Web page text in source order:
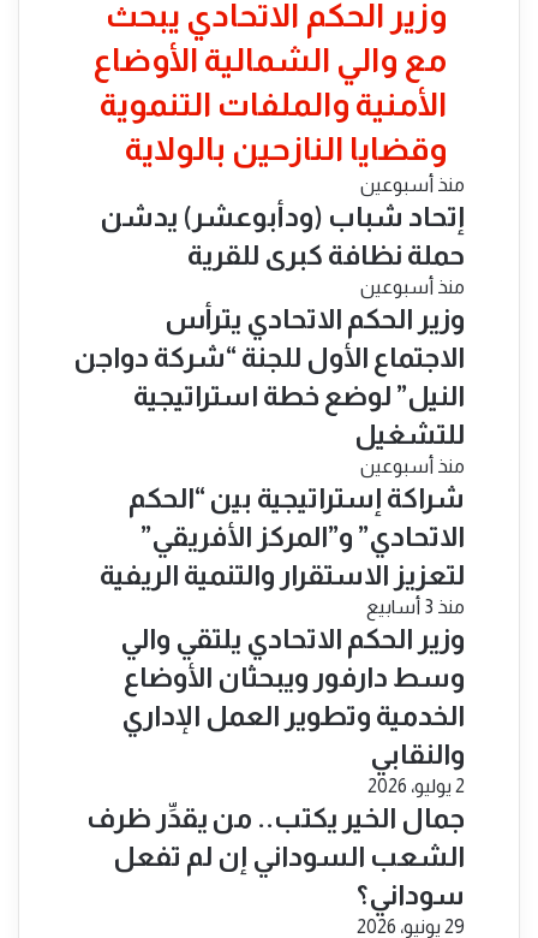
​وزير الحكم الاتحادي يبحث
مع والي الشمالية الأوضاع
الأمنية والملفات التنموية
وقضايا النازحين بالولاية
منذ أسبوعين
إتحاد شباب (ودأبوعشر) يدشن
حملة نظافة كبرى للقرية
منذ أسبوعين
وزير الحكم الاتحادي يترأس
الاجتماع الأول للجنة “شركة دواجن
النيل” لوضع خطة استراتيجية
للتشغيل
منذ أسبوعين
شراكة إستراتيجية بين “الحكم
الاتحادي” و”المركز الأفريقي”
لتعزيز الاستقرار والتنمية الريفية
منذ 3 أسابيع
​وزير الحكم الاتحادي يلتقي والي
وسط دارفور ويبحثان الأوضاع
الخدمية وتطوير العمل الإداري
والنقابي
2 يوليو، 2026
جمال الخير يكتب.. من يقدِّر ظرف
الشعب السوداني إن لم تفعل
سوداني؟
29 يونيو، 2026